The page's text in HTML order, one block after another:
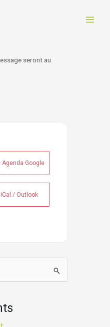
seront au
Google
/ Outlook